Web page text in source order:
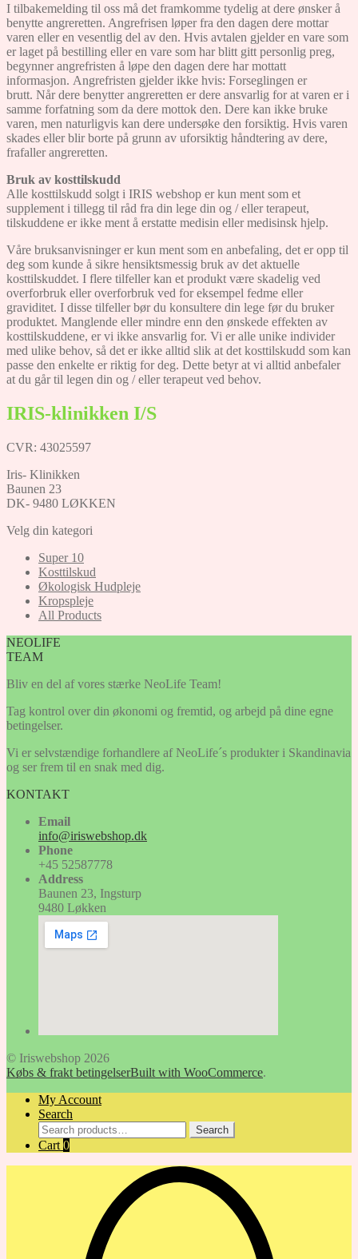
I tilbakemelding til oss må det framkomme tydelig at dere ønsker å
benytte angreretten. Angrefrisen løper fra den dagen dere mottar
varen eller en vesentlig del av den. Hvis avtalen gjelder en vare som
er laget på bestilling eller en vare som har blitt gitt personlig preg,
begynner angrefristen å løpe den dagen dere har mottatt
informasjon. Angrefristen gjelder ikke hvis: Forseglingen er
brutt. Når dere benytter angreretten er dere ansvarlig for at varen er i
samme forfatning som da dere mottok den. Dere kan ikke bruke
varen, men naturligvis kan dere undersøke den forsiktig. Hvis varen
skades eller blir borte på grunn av uforsiktig håndtering av dere,
frafaller angreretten.
Bruk av kosttilskudd
Alle kosttilskudd solgt i IRIS webshop er kun ment som et
supplement i tillegg til råd fra din lege din og / eller terapeut,
tilskuddene er ikke ment å erstatte medisin eller medisinsk hjelp.
Våre bruksanvisninger er kun ment som en anbefaling, det er opp til
deg som kunde å sikre hensiktsmessig bruk av det aktuelle
kosttilskuddet. I flere tilfeller kan et produkt være skadelig ved
overforbruk eller overforbruk ved for eksempel fedme eller
graviditet. I disse tilfeller bør du konsultere din lege før du bruker
produktet. Manglende eller mindre enn den ønskede effekten av
kosttilskuddene, er vi ikke ansvarlig for. Vi er alle unike individer
med ulike behov, så det er ikke alltid slik at det kosttilskudd som kan
passe den enkelte er riktig for deg. Dette betyr at vi alltid anbefaler
at du går til legen din og / eller terapeut ved behov.
IRIS-klinikken I/S
CVR: 43025597
Iris- Klinikken
Baunen 23
DK- 9480 LØKKEN
Velg din kategori
Super 10
Kosttilskud
Økologisk Hudpleje
Kropspleje
All Products
NEOLIFE
TEAM
Bliv en del af vores stærke NeoLife Team!
Tag kontrol over din økonomi og fremtid, og arbejd på dine egne
betingelser.
Vi er selvstændige forhandlere af NeoLife´s produkter i Skandinavia
og ser frem til en snak med dig.
KONTAKT
Email
info@iriswebshop.dk
Phone
+45 52587778
Address
Baunen 23, Ingsturp
9480 Løkken
© Iriswebshop 2026
Købs & frakt betingelserBuilt with WooCommerce.
My Account
Search
Search
for:
Search
Cart 0